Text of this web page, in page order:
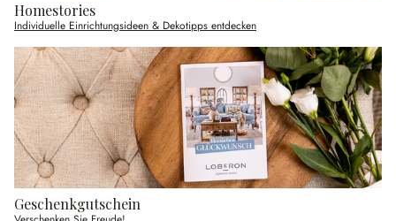
Homestories
Individuelle Einrichtungsideen & Dekotipps entdecken
Geschenkgutschein